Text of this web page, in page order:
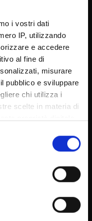
i vostri dati
IP, utilizzando
e accedere
al fine di
misurare
pubblico e sviluppare
chi utilizza i
scelte in materia di
in qualsiasi
o facendo clic
posizione
di qualche